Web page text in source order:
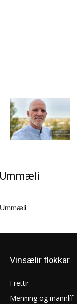
Ummæli
Ummæli
Vinsælir flokkar
Fréttir
Menning og mannlíf